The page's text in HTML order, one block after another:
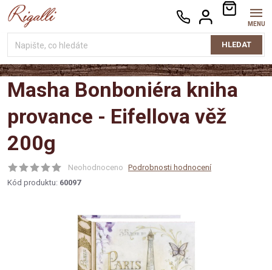
Přejít
na
HLEDAT
NÁKUPNÍ
KOŠÍK
Masha Bonboniéra kniha
provance - Eifellova věž
200g
Neohodnoceno Podrobnosti hodnocení
Kód produktu: 60097